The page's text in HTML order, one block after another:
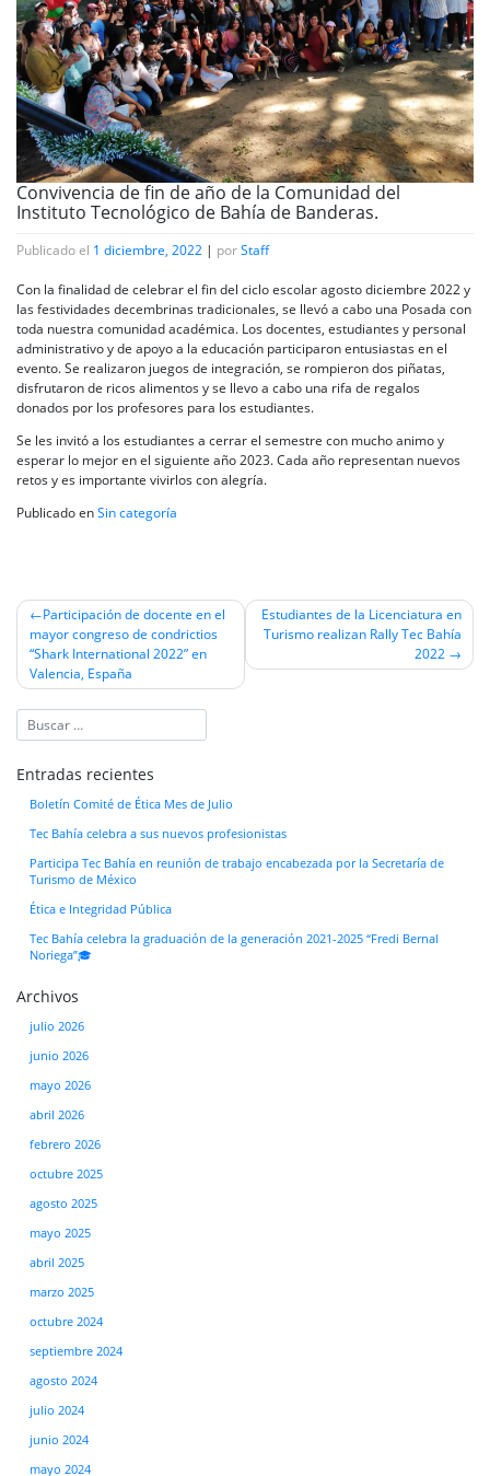
Convivencia de fin de año de la Comunidad del
Instituto Tecnológico de Bahía de Banderas.
Publicado el 1 diciembre, 2022 | porStaff
Con la finalidad de celebrar el fin del ciclo escolar agosto diciembre 2022 y
las festividades decembrinas tradicionales, se llevó a cabo una Posada con
toda nuestra comunidad académica. Los docentes, estudiantes y personal
administrativo y de apoyo a la educación participaron entusiastas en el
evento. Se realizaron juegos de integración, se rompieron dos piñatas,
disfrutaron de ricos alimentos y se llevo a cabo una rifa de regalos
donados por los profesores para los estudiantes.
Se les invitó a los estudiantes a cerrar el semestre con mucho animo y
esperar lo mejor en el siguiente año 2023. Cada año representan nuevos
retos y es importante vivirlos con alegría.
Publicado enSin categoría
Navegación
de
entradas
Participación de docente en el
mayor congreso de condrictios
“Shark International 2022” en
Valencia, España
Estudiantes de la Licenciatura en
Turismo realizan Rally Tec Bahía
2022
Entradas recientes
Boletín Comité de Ética Mes de Julio
Tec Bahía celebra a sus nuevos profesionistas
Participa Tec Bahía en reunión de trabajo encabezada por la Secretaría de
Turismo de México
Ética e Integridad Pública
Tec Bahía celebra la graduación de la generación 2021-2025 “Fredi Bernal
Noriega”🎓
Archivos
julio 2026
junio 2026
mayo 2026
abril 2026
febrero 2026
octubre 2025
agosto 2025
mayo 2025
abril 2025
marzo 2025
octubre 2024
septiembre 2024
agosto 2024
julio 2024
junio 2024
mayo 2024